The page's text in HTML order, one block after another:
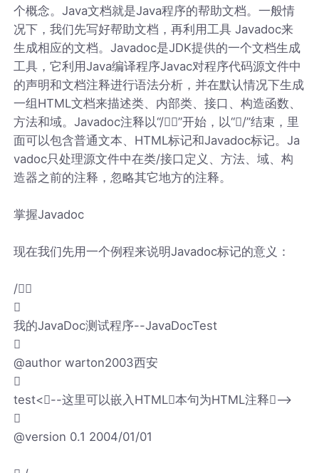
个概念。Java文档就是Java程序的帮助文档。一般情
况下，我们先写好帮助文档，再利用工具 Javadoc来
生成相应的文档。Javadoc是JDK提供的一个文档生成
工具，它利用Java编译程序Javac对程序代码源文件中
的声明和文档注释进行语法分析，并在默认情况下生成
一组HTML文档来描述类、内部类、接口、构造函数、
方法和域。Javadoc注释以“/”开始，以“/”结束，里
面可以包含普通文本、HTML标记和Javadoc标记。Ja
vadoc只处理源文件中在类/接口定义、方法、域、构
造器之前的注释，忽略其它地方的注释。
掌握Javadoc
现在我们先用一个例程来说明Javadoc标记的意义：
/

我的JavaDoc测试程序--JavaDocTest

@author warton2003西安

test<--这里可以嵌入HTML本句为HTML注释-->

@version 0.1 2004/01/01